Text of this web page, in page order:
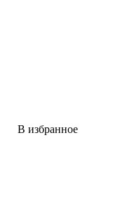
В избранное